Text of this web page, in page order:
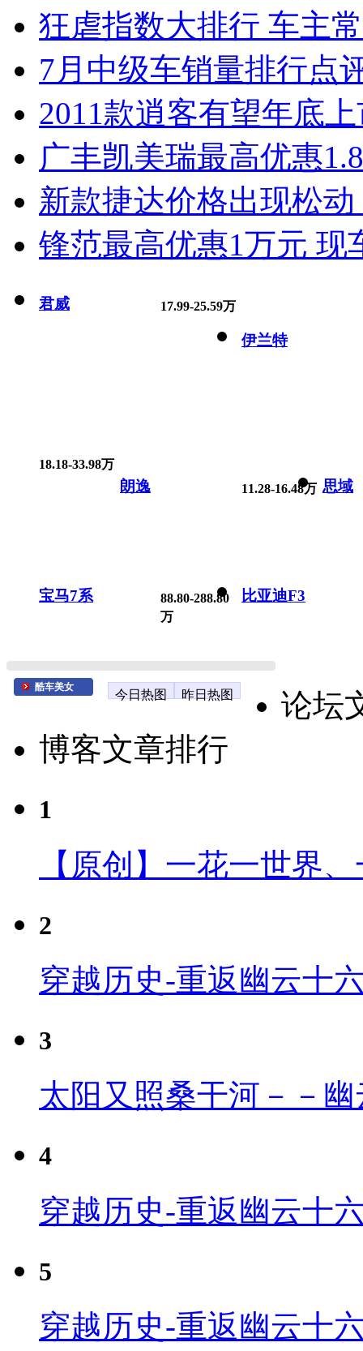
狂虐指数大排行 车主
7月中级车销量排行点
2011款逍客有望年底
广丰凯美瑞最高优惠
新款捷达价格出现松
锋范最高优惠1万元 现
君威 17.99-25.59万
伊兰特
18.18-33.98万
朗逸 11.28-16.48万 思域
宝马7系
88.80-288.80
万
比亚迪F3
酷车美女
今日热图 昨日热图
论坛
博客文章排行
1
【原创】一花一世界
2
穿越历史-重返幽云十
3
太阳又照桑干河－－
4
穿越历史-重返幽云十
5
穿越历史-重返幽云十